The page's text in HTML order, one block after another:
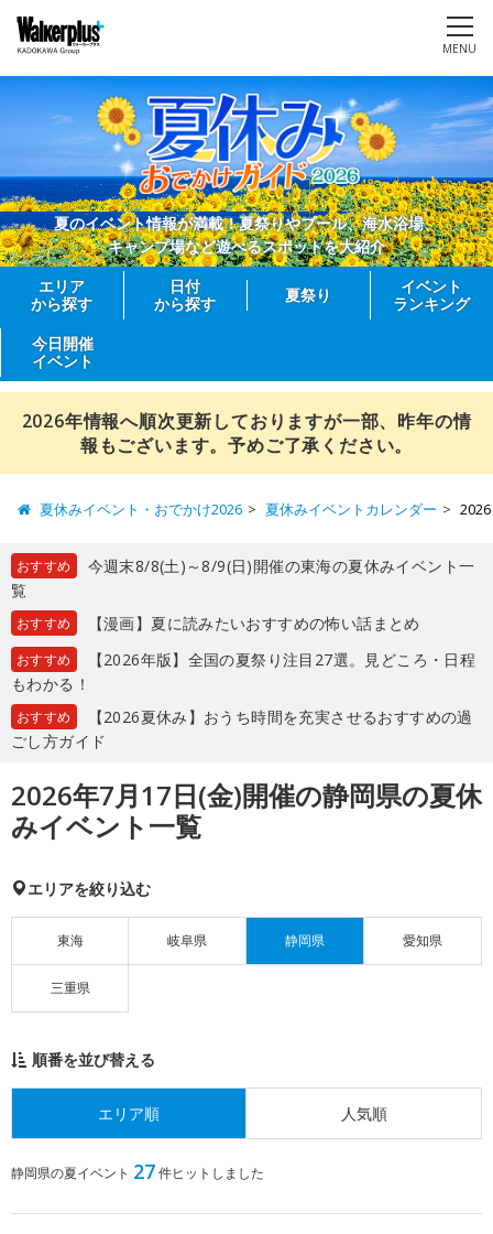
MENU
夏のイベント情報が満載！夏祭りやプール、海水浴場、
キャンプ場など遊べるスポットを大紹介
エリア
から探す
日付
から探す
夏祭り
イベント
ランキング
今日開催
イベント
2026年情報へ順次更新しておりますが一部、昨年の情
報もございます。予めご了承ください。
夏休みイベント・おでかけ2026 夏休みイベントカレンダー
おすすめ
今週末8/8(土)～8/9(日)開催の東海の夏休みイベント一
覧
おすすめ 【漫画】夏に読みたいおすすめの怖い話まとめ
おすすめ
【2026年版】全国の夏祭り注目27選。見どころ・日程
もわかる！
おすすめ
【2026夏休み】おうち時間を充実させるおすすめの過
ごし方ガイド
2026年7月17日(金)開催の静岡県の夏休
みイベント一覧
エリアを絞り込む
東海 岐阜県 静岡県 愛知県
三重県
順番を並び替える
エリア順 人気順
静岡県の夏イベント 27件ヒットしました